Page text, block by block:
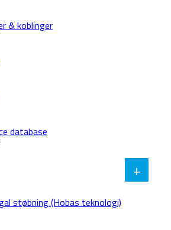
& koblinger
database
støbning (Hobas teknologi)
+